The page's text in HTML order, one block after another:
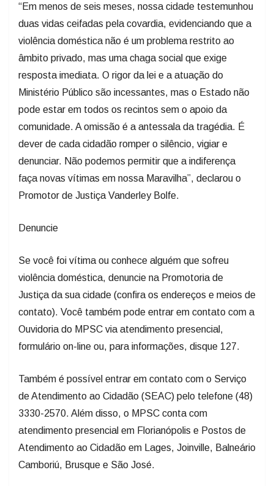
“Em menos de seis meses, nossa cidade testemunhou
duas vidas ceifadas pela covardia, evidenciando que a
violência doméstica não é um problema restrito ao
âmbito privado, mas uma chaga social que exige
resposta imediata. O rigor da lei e a atuação do
Ministério Público são incessantes, mas o Estado não
pode estar em todos os recintos sem o apoio da
comunidade. A omissão é a antessala da tragédia. É
dever de cada cidadão romper o silêncio, vigiar e
denunciar. Não podemos permitir que a indiferença
faça novas vítimas em nossa Maravilha”, declarou o
Promotor de Justiça Vanderley Bolfe.
Denuncie
Se você foi vítima ou conhece alguém que sofreu
violência doméstica, denuncie na Promotoria de
Justiça da sua cidade (confira os endereços e meios de
contato). Você também pode entrar em contato com a
Ouvidoria do MPSC via atendimento presencial,
formulário on-line ou, para informações, disque 127.
Também é possível entrar em contato com o Serviço
de Atendimento ao Cidadão (SEAC) pelo telefone (48)
3330-2570. Além disso, o MPSC conta com
atendimento presencial em Florianópolis e Postos de
Atendimento ao Cidadão em Lages, Joinville, Balneário
Camboriú, Brusque e São José.